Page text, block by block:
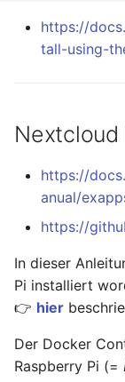
https://
tall-using-
Nextcloud
https://
anual/
https://
In dieser
Pi installiert
👉 hier
Der Docker
Raspberry Pi (=